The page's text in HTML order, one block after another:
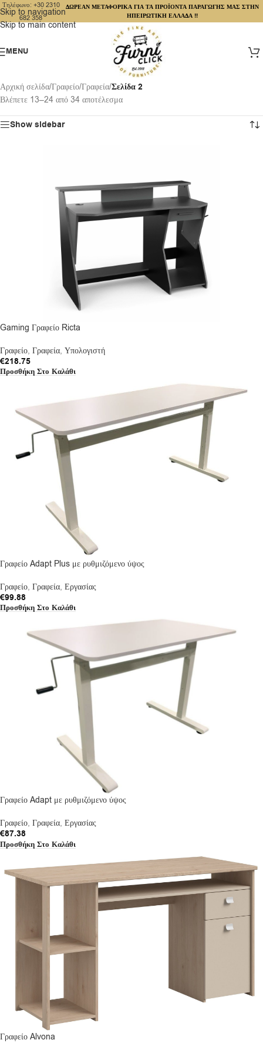
Skip to navigation
Skip to main content
Τηλέφωνο: +30 2310
682 358
ΔΩΡΕΑΝ ΜΕΤΑΦΟΡΙΚΑ ΓΙΑ ΤΑ ΠΡΟΪΟΝΤΑ ΠΑΡΑΓΩΓΗΣ ΜΑΣ ΣΤΗΝ
ΗΠΕΙΡΩΤΙΚΗ ΕΛΛΑΔΑ !!
MENU
Αρχική σελίδα/Γραφείο/Γραφεία/Σελίδα 2
Βλέπετε 13–24 από 34 αποτέλεσμα
Show sidebar
Gaming Γραφείο Ricta
Γραφείο, Γραφεία, Υπολογιστή
€218.75
Προσθήκη Στο Καλάθι
Γραφείο Adapt Plus με ρυθμιζόμενο ύψος
Γραφείο, Γραφεία, Εργασίας
€99.88
Προσθήκη Στο Καλάθι
Γραφείο Adapt με ρυθμιζόμενο ύψος
Γραφείο, Γραφεία, Εργασίας
€87.38
Προσθήκη Στο Καλάθι
Γραφείο Alvona